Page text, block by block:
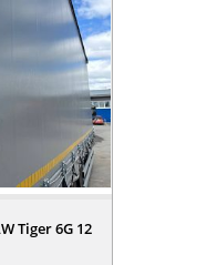
Tiger 6G 12